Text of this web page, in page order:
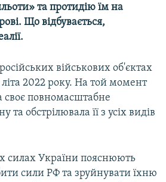
та протидію їм на
Що відбувається,
військових об'єктах
2022 року. На той момент
своє повномасштабне
та обстрілювала її з усіх видів
силах України пояснюють
сили РФ та зруйнувати їхню